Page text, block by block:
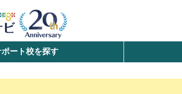
ート校を探す